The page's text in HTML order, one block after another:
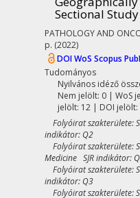
Sectional Study
PATHOLOGY AND
p. (2022)
DOIWoS Scopus
Tudományos
Nyilvános idéző
Nem jelölt: 0 | WoS
jelölt: 12 | DOI jelölt:
Folyóirat szakterülete:
indikátor: Q2
Folyóirat szakterülete:
Medicine SJR indikátor:
Folyóirat szakterülete:
indikátor: Q3
Folyóirat szakterülete: